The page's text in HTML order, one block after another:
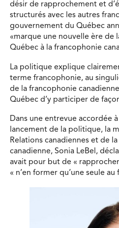
désir de rapprochement et
structurés avec les autres
gouvernement du Québec
«marque une nouvelle ère de
Québec à la francophonie
La politique explique
terme francophonie, au
de la francophonie
Québec d’y participer de
Dans une entrevue accordée
lancement de la politique, la
Relations canadiennes et de
canadienne, Sonia LeBel,
avait pour but de «
« n’en former qu’une seule au